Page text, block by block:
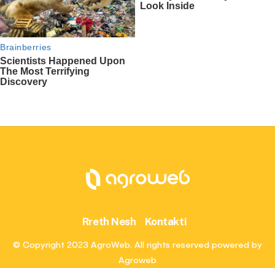
Rreth Nesh Kontakti
© Copyright 2023 AgroWeb. All rights reserved powered by
Agroweb